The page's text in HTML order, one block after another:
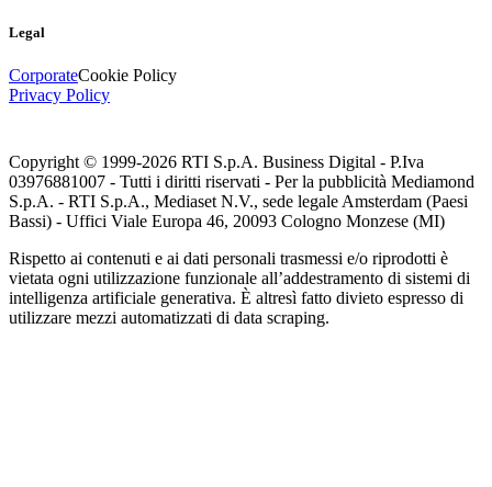
Legal
CorporateCookie Policy
Privacy Policy
Copyright © 1999-2026 RTI S.p.A. Business Digital - P.Iva
03976881007 - Tutti i diritti riservati - Per la pubblicità Mediamond
S.p.A. - RTI S.p.A., Mediaset N.V., sede legale Amsterdam (Paesi
Bassi) - Uffici Viale Europa 46, 20093 Cologno Monzese (MI)
Rispetto ai contenuti e ai dati personali trasmessi e/o riprodotti è
vietata ogni utilizzazione funzionale all’addestramento di sistemi di
intelligenza artificiale generativa. È altresì fatto divieto espresso di
utilizzare mezzi automatizzati di data scraping.